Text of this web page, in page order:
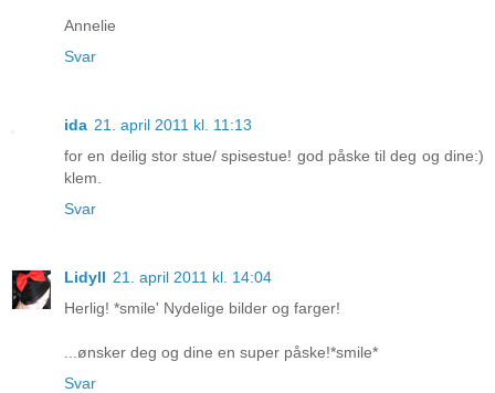
Annelie
Svar
ida 21. april 2011 kl. 11:13
for en deilig stor stue/ spisestue! god påske til deg og dine:)
klem.
Svar
Lidyll 21. april 2011 kl. 14:04
Herlig! *smile' Nydelige bilder og farger!
...ønsker deg og dine en super påske!*smile*
Svar